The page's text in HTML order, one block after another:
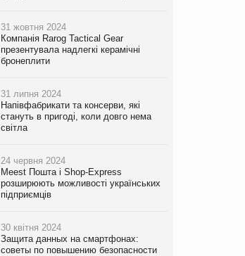
31 жовтня 2024
Компанія Rarog Tactical Gear
презентувала надлегкі керамічні
бронеплити
31 липня 2024
Напівфабрикати та консерви, які
стануть в пригоді, коли довго нема
світла
24 червня 2024
Meest Пошта і Shop-Express
розширюють можливості українських
підприємців
30 квітня 2024
Защита данных на смартфонах:
советы по повышению безопасности